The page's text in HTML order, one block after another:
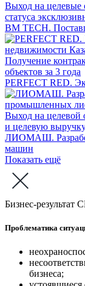
Выход на целевые
статуса
BM TECH.
Получение
объектов за 3 года
PERFECT RED.
Выход на целевой
и целевую выручку
ЛИОМАШ.
машин
Показать ещё
Бизнес-результат
Проблематика
бизнеса;